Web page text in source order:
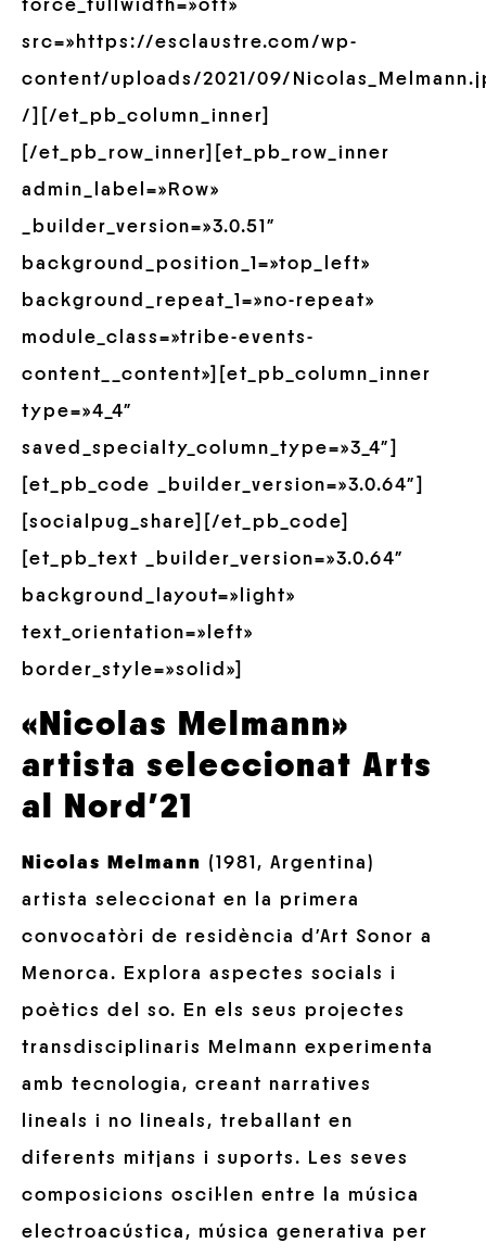
force_fullwidth=»off»
src=»https://esclaustre.com/wp-
content/uploads/2021/09/
/][/et_pb_column_inner]
[/et_pb_row_inner][et_pb_row_inner
admin_label=»Row»
_builder_version=»3.0.51″
background_position_1=»top_left»
background_repeat_1=»no-repeat»
module_class=»tribe-events-
content__content»][et_pb_column_inner
type=»4_4″
saved_specialty_column_type=»3_4″]
[et_pb_code _builder_version=»3.0.64″]
[socialpug_share][/et_pb_code]
[et_pb_text _builder_version=»3.0.64″
background_layout=»light»
text_orientation=»left»
border_style=»solid»]
«Nicolas Melmann»
artista seleccionat Arts
al Nord’21
Nicolas Melmann (1981, Argentina)
artista seleccionat en la primera
convocatòri de residència d’Art Sonor a
Menorca. Explora aspectes socials i
poètics del so. En els seus projectes
transdisciplinaris Melmann experimenta
amb tecnologia, creant narratives
lineals i no lineals, treballant en
diferents mitjans i suports. Les seves
composicions oscil·len entre la música
electroacústica, música generativa per